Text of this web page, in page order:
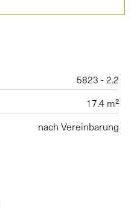
5823 - 2.2
17.4 m²
nach Vereinbarung